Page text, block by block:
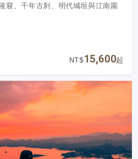
寢、千年古刹、明代城垣與江南園
NT$15,600起